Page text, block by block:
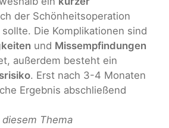
der Schönheitsoperation
Die Komplikationen sind
und Missempfindungen
außerdem besteht ein
. Erst nach 3-4 Monaten
Ergebnis abschließend
Thema